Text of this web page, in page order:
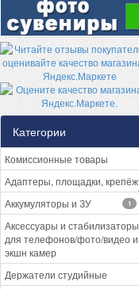
Категории
Комиссионные товары
Адаптеры, площадки, крепёж
Аккумуляторы и ЗУ 1
Аксессуары и стабилизаторы
для телефонов/фото/видео и
экшн камер
Держатели студийные